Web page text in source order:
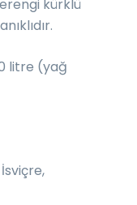
kürklü
litre (yağ
İsviçre,